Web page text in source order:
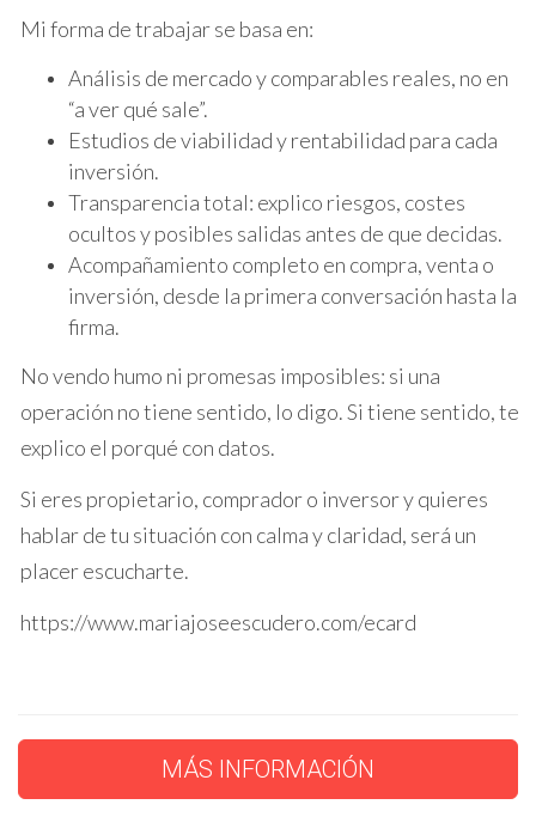
reinvertir en propiedades en áreas que
presentan un alto potencial de crecimiento.
A pesar de estos beneficios, es crucial considerar
las desventajas potenciales de la venta, como la
posibilidad de pérdida de una propiedad que
puede aumentar su valor en el futuro. La decisión
debe basarse en un análisis profundo de las
condiciones del mercado y las metas personales.
GENERACIÓN DE INGRESOS
A TRAVÉS DE MÚLTIPLES
INMUEBLES
Para muchos propietarios, la idea de generar
ingresos pasivos a través de múltiples inmuebles
puede ser un camino atractivo. Invertir en
activos, sino que también puede proporcionar un
Al alquilar
propiedades, los propietarios pueden
disfrutar de un ingreso estable que puede
Mi forma de trabajar se basa en:
Análisis de mercado y comparables reales, no en
“a ver qué sale”.
Estudios de viabilidad y rentabilidad para cada
inversión.
Transparencia total: explico riesgos, costes
ocultos y posibles salidas antes de que decidas.
Acompañamiento completo en compra, venta o
inversión, desde la primera conversación hasta la
firma.
No vendo humo ni promesas imposibles: si una
operación no tiene sentido, lo digo. Si tiene sentido, te
explico el porqué con datos.
Si eres propietario, comprador o inversor y quieres
hablar de tu situación con calma y claridad, será un
placer escucharte.
https://www.mariajoseescudero.com/ecard
MÁS INFORMACIÓN